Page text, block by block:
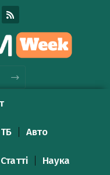
Авто
Статті Наука